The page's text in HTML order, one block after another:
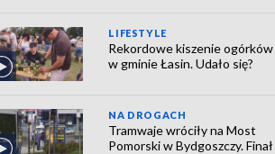
LIFESTYLE
Rekordowe kiszenie ogórków
w gminie Łasin. Udało się?
NA DROGACH
Tramwaje wróciły na Most
Pomorski w Bydgoszczy. Finał